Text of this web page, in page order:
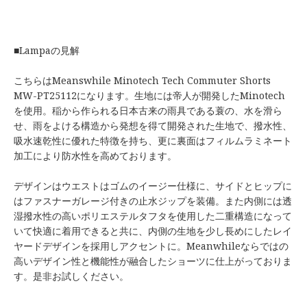
■Lampaの見解
こちらはMeanswhile Minotech Tech Commuter Shorts
MW-PT25112になります。生地には帝人が開発したMinotech
を使用。稲から作られる日本古来の雨具である蓑の、水を滑ら
せ、雨をよける構造から発想を得て開発された生地で、撥水性、
吸水速乾性に優れた特徴を持ち、更に裏面はフィルムラミネート
加工により防水性を高めております。
デザインはウエストはゴムのイージー仕様に、サイドとヒップに
はファスナーガレージ付きの止水ジップを装備。また内側には透
湿撥水性の高いポリエステルタフタを使用した二重構造になって
いて快適に着用できると共に、内側の生地を少し長めにしたレイ
ヤードデザインを採用しアクセントに。Meanwhileならではの
高いデザイン性と機能性が融合したショーツに仕上がっておりま
す。是非お試しください。